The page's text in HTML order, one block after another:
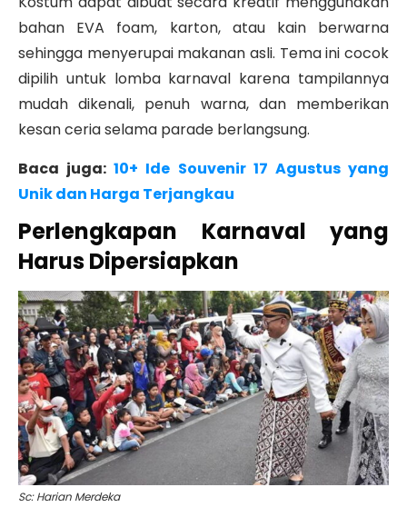
bahan EVA foam, karton, atau kain berwarna
sehingga menyerupai makanan asli. Tema ini cocok
dipilih untuk lomba karnaval karena tampilannya
mudah dikenali, penuh warna, dan memberikan
kesan ceria selama parade berlangsung.
Baca juga:10+ Ide Souvenir 17 Agustus yang
Unik dan Harga Terjangkau
Perlengkapan Karnaval yang
Harus Dipersiapkan
Sc: Harian Merdeka